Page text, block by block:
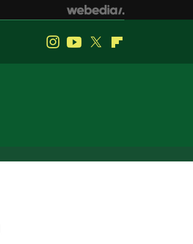
InstagramYoutube
Twitter